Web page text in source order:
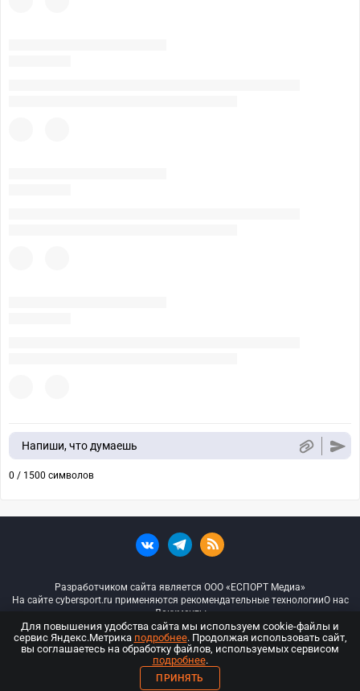
Напиши, что думаешь
0 / 1500 символов
Разработчиком сайта является ООО «ЕСПОРТ Медиа»
На сайте cybersport.ru применяются рекомендательные технологииО нас
Документы
© ООО «Киберспорт.ру» — Все права защищены
18+
Для повышения удобства сайта мы используем cookie-файлы и
сервис Яндекс.Метрика подробнее. Продолжая использовать сайт,
вы соглашаетесь на обработку файлов, используемых сервисом
подробнее.
ПРИНЯТЬ